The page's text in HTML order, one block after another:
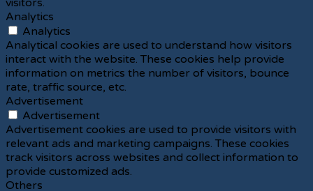
visitors.
Analytics
Analytics
Analytical cookies are used to understand how visitors
interact with the website. These cookies help provide
information on metrics the number of visitors, bounce
rate, traffic source, etc.
Advertisement
Advertisement
Advertisement cookies are used to provide visitors with
relevant ads and marketing campaigns. These cookies
track visitors across websites and collect information to
provide customized ads.
Others